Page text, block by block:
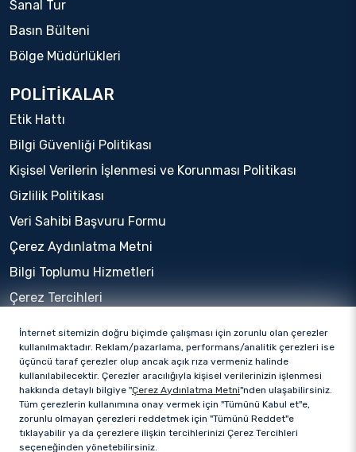
Sanal Tur
Basın Bülteni
Bölge Müdürlükleri
POLİTİKALAR
Etik Hattı
Bilgi Güvenliği Politikası
Kişisel Verilerin İşlenmesi ve Korunması Politikası
Gizlilik Politikası
Veri Sahibi Başvuru Formu
Çerez Aydınlatma Metni
Bilgi Toplumu Hizmetleri
Çerez Tercihleri
İnternet sitemizin doğru biçimde çalışması için zorunlu olan çerezler
kullanılmaktadır. Reklam/pazarlama, performans/analitik çerezleri ise
üçüncü taraf çerezler olup ancak açık rıza vermeniz halinde
kullanılabilecektir. Çerezler aracılığıyla kişisel verilerinizin işlenmesi
hakkında detaylı bilgiye "Çerez Aydınlatma Metni"nden ulaşabilirsiniz.
Tüm çerezlerin kullanımına onay vermek için "Tümünü Kabul et"e,
zorunlu olmayan çerezleri reddetmek için "Tümünü Reddet"e
tıklayabilir ya da çerezlere ilişkin tercihlerinizi Çerez Tercihleri
seçeneğinden yönetebilirsiniz.